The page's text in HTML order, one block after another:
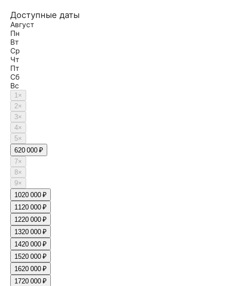
Доступные даты
Август
Пн
Вт
Ср
Чт
Пт
Сб
Вс
1×
2×
3×
4×
5×
620 000 ₽
7×
8×
9×
1020 000 ₽
1120 000 ₽
1220 000 ₽
1320 000 ₽
1420 000 ₽
1520 000 ₽
1620 000 ₽
1720 000 ₽